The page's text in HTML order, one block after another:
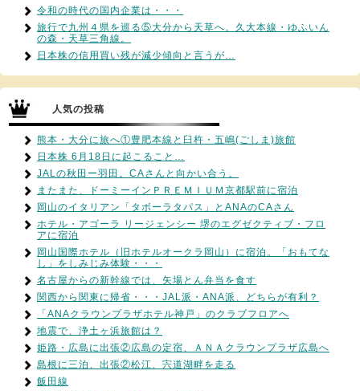
令和の時代の国内企業は・・・
旅行で九州４県を巡る⑤大分から天草へ。久大本線・ゆふいん
の森・天草三角線。
日本株の信用買い残が減少傾向と言うが…
人気の投稿
熊本・大分に旅へ①豊肥本線と臼杵・五嶋(ごしま)旅館
日本株 6月18日に起こること…
JALの秋田ー羽田。CAさんと向かい合う。
またまた、ドーミーインＰＲＥＭＩＵＭ京都駅前に宿泊
岡山のイタリアン「タボーラタパス」とANAのCAさん
ホテル・アゴーラ リージェンシー 堺のエグゼクティブ・フロ
アに宿泊
岡山国際ホテル（旧ホテルオークラ岡山）に宿泊。「おもてな
し」をしみじみ体験・・・
名古屋からの新幹線では、矢場とん弁当を食す
関西から関東に帰省・・・JAL派・ANA派、どちらが有利？
「ANAクラウンプラザホテル神戸」のクラブフロアへ
地震で、浄土ヶ浜旅館は？
姫路・広島に出張②広島の定宿、ＡＮＡクラウンプラザ広島へ
島根に三泊、出張②松江、宍道湖畔を走る
飯田線